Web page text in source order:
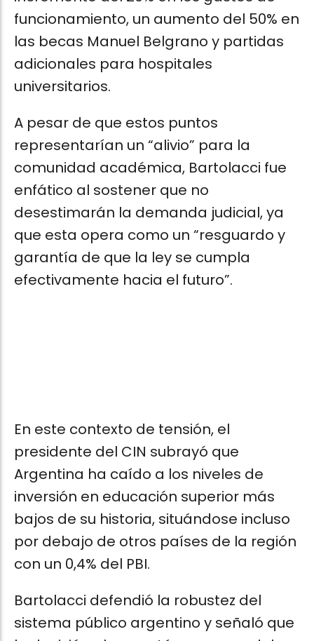
funcionamiento, un aumento del 50% en
las becas Manuel Belgrano y partidas
adicionales para hospitales
universitarios.
A pesar de que estos puntos
representarían un “alivio” para la
comunidad académica, Bartolacci fue
enfático al sostener que no
desestimarán la demanda judicial, ya
que esta opera como un “resguardo y
garantía de que la ley se cumpla
efectivamente hacia el futuro”.
En este contexto de tensión, el
presidente del CIN subrayó que
Argentina ha caído a los niveles de
inversión en educación superior más
bajos de su historia, situándose incluso
por debajo de otros países de la región
con un 0,4% del PBI.
Bartolacci defendió la robustez del
sistema público argentino y señaló que